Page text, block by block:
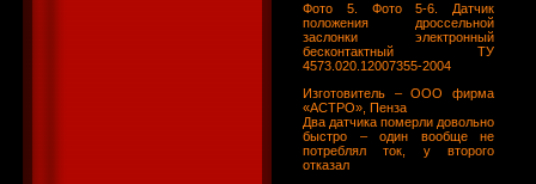
Фото 5. Фото 5-6. Датчик
положения дроссельной
заслонки электронный
бесконтактный ТУ
4573.020.12007355-2004
Изготовитель – ООО фирма
«АСТРО», Пенза
Два датчика померли довольно
быстро – один вообще не
потреблял ток, у второго
отказал